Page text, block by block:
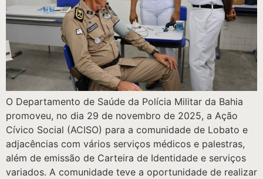
O Departamento de Saúde da Polícia Militar da Bahia
promoveu, no dia 29 de novembro de 2025, a Ação
Cívico Social (ACISO) para a comunidade de Lobato e
adjacências com vários serviços médicos e palestras,
além de emissão de Carteira de Identidade e serviços
variados. A comunidade teve a oportunidade de realizar